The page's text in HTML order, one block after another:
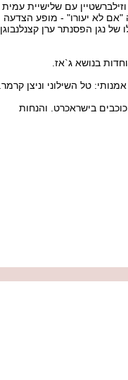
עם שלישיית עמית
"אם לא יעורו" - מופע הצדעה
נגן הפסנתר ערן קצנלנבוגן
בנושא ג`אז.
טל השילוני וניצן קרמר.
מחירי כרטיסים: 199-69 ש"ח. 60 ש"ח הנחה לכרטיס תמורת 350 כוכבים בישראכרט. והנחות